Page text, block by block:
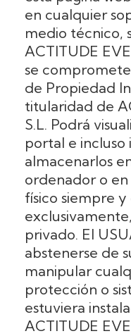
en cualquier
medio técnico,
ACTITUDE
se
de Propiedad
titularidad de
S.L. Podrá
portal e incluso
almacenarlos
ordenador o
físico siempre y
privado. El
abstenerse de
manipular
protección o
estuviera
ACTITUDE